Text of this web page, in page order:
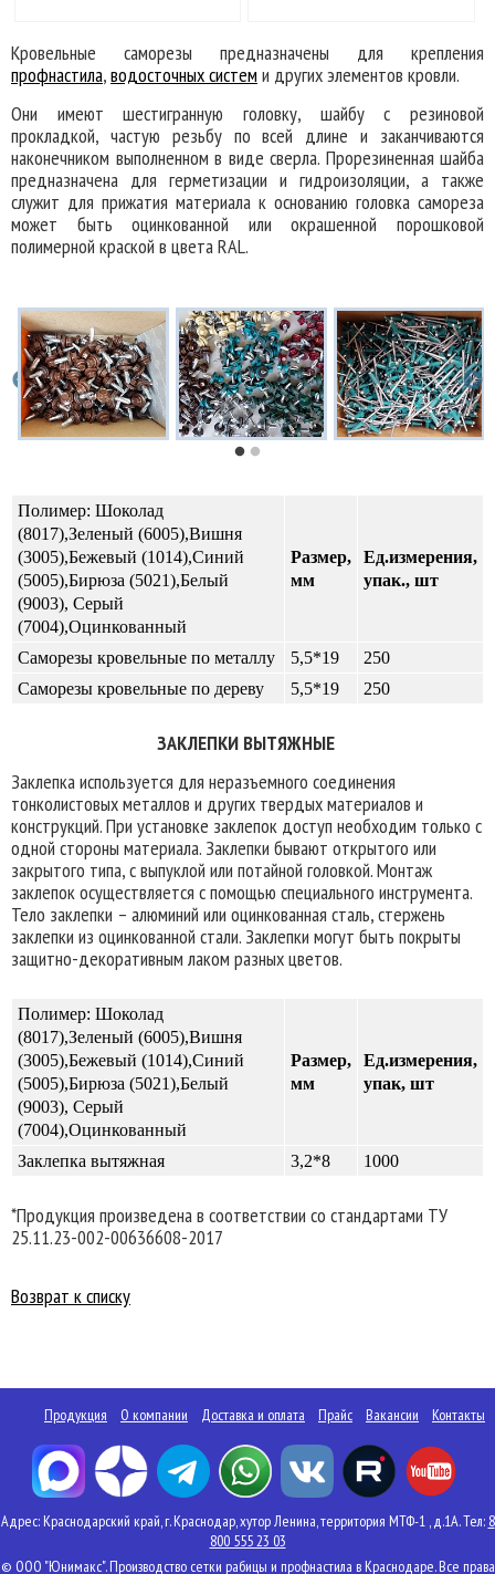
Кровельные саморезы предназначены для крепления
профнастила,водосточных систем и других элементов кровли.
Они имеют шестигранную головку, шайбу с резиновой
прокладкой, частую резьбу по всей длине и заканчиваются
наконечником выполненном в виде сверла. Прорезиненная шайба
предназначена для герметизации и гидроизоляции, а также
служит для прижатия материала к основанию головка самореза
может быть оцинкованной или окрашенной порошковой
полимерной краской в цвета RAL.
Полимер: Шоколад
(8017),Зеленый (6005),Вишня
(3005),Бежевый (1014),Синий
(5005),Бирюза (5021),Белый
(9003), Серый
(7004),Оцинкованный
Размер,
мм
Ед.измерения,
упак., шт
Саморезы кровельные по металлу 5,5*19
250
Саморезы кровельные по дереву
5,5*19 250
ЗАКЛЕПКИ ВЫТЯЖНЫЕ
Заклепка используется для неразъемного соединения
тонколистовых металлов и других твердых материалов и
конструкций. При установке заклепок доступ необходим только с
одной стороны материала. Заклепки бывают открытого или
закрытого типа, с выпуклой или потайной головкой. Монтаж
заклепок осуществляется с помощью специального инструмента.
Тело заклепки – алюминий или оцинкованная сталь, стержень
заклепки из оцинкованной стали. Заклепки могут быть покрыты
защитно-декоративным лаком разных цветов.
Полимер: Шоколад
(8017),Зеленый (6005),Вишня
(3005),Бежевый (1014),Синий
(5005),Бирюза (5021),Белый
(9003), Серый
(7004),Оцинкованный
Размер,
мм
Ед.измерения,
упак, шт
Заклепка вытяжная 3,2*8 1000
*Продукция произведена в соответствии со стандартами ТУ
25.11.23-002-00636608-2017
Возврат к списку
Продукция О компании Доставка и оплата Прайс Вакансии Контакты
Адрес: Краснодарский край, г. Краснодар, хутор Ленина, территория МТФ-1 , д.1А. Тел: 8
800 555 23 03
© ООО "Юнимакс". Производство сетки рабицы и профнастила в Краснодаре. Все права